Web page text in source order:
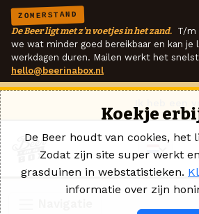
ZOMERSTAND
De Beer ligt met z'n voetjes in het zand. T/m
we wat minder goed bereikbaar en kan je
werkdagen duren. Mailen werkt het
hello@beerinabox.nl
Koekje
De Beer houdt van cookies, het
Zodat zijn site super werkt
grasduinen in webstatistieken.
informatie over zijn